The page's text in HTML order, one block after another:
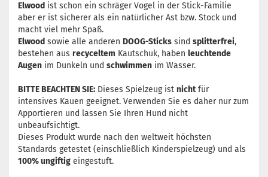
Elwood ist schon ein schräger Vogel in der Stick-Familie
aber er ist sicherer als ein natürlicher Ast bzw. Stock und
macht viel mehr Spaß.
Elwood sowie alle anderen DOOG-Sticks sind splitterfrei,
bestehen aus recyceltem Kautschuk, haben leuchtende
Augen im Dunkeln und schwimmen im Wasser.
BITTE BEACHTEN SIE: Dieses Spielzeug ist nichtfür
intensives Kauen geeignet. Verwenden Sie es daher nur zum
Apportieren und lassen Sie Ihren Hund nicht
unbeaufsichtigt.
Dieses Produkt wurde nach den weltweit höchsten
Standards getestet (einschließlich Kinderspielzeug) und als
100% ungiftig eingestuft.